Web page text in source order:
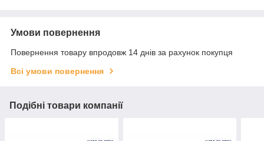
Умови повернення
Повернення товару впродовж 14 днів за рахунок покупця
Всі умови повернення
Подібні товари компанії